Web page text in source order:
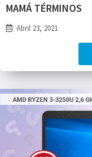
MAMÁ TÉRMINOS
Abril 23, 2021